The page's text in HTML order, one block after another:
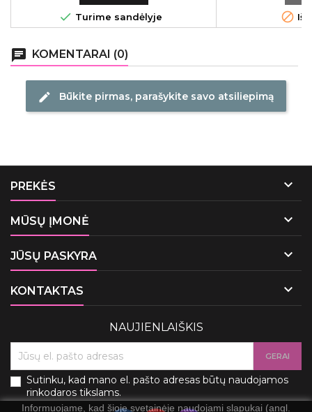
 Turime sandėlyje 
chat KOMENTARAI (0)
edit Būkite pirmas, parašykite savo atsiliepimą
PREKĖS 
MŪSŲ ĮMONĖ 
JŪSŲ PASKYRA 
KONTAKTAS 
Informuojame, kad šioje svetainėje naudojami slapukai (angl.
NAUJIENLAIŠKIS
Sutinku, kad mano el. pašto adresas būtų naudojamos
rinkodaros tikslams.